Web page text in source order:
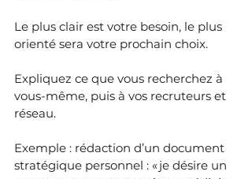
Le plus clair est votre besoin, le plus
orienté sera votre prochain choix.
Expliquez ce que vous recherchez à
vous-même, puis à vos recruteurs et
réseau.
Exemple : rédaction d’un document
stratégique personnel : « je désire un